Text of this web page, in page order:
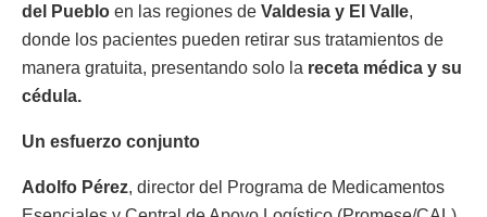
del Pueblo en las regiones de Valdesia y El Valle,
donde los pacientes pueden retirar sus tratamientos de
manera gratuita, presentando solo la receta médica y su
cédula.
Un esfuerzo conjunto
Adolfo Pérez, director del Programa de Medicamentos